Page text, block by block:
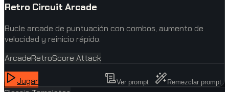
Retro Circuit Arcade
Bucle arcade de puntuación con combos, aumento de
velocidad y reinicio rápido.
ArcadeRetroScore Attack
Jugar Ver prompt Remezclar prompt